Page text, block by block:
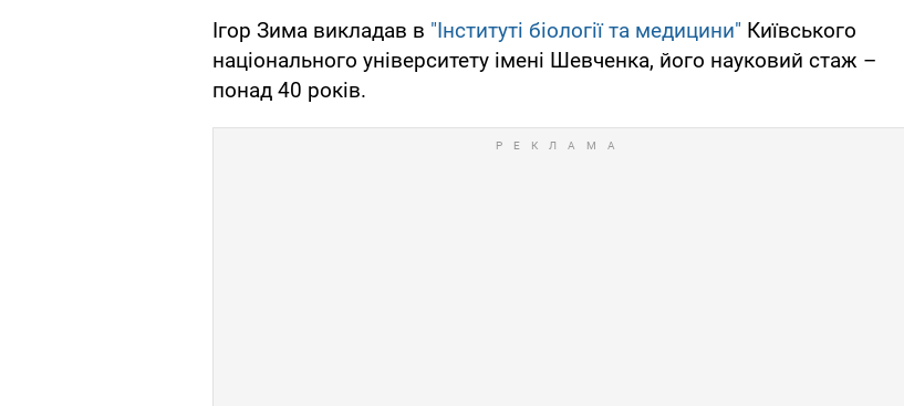
Ігор Зима викладав в "Інституті біології та медицини" Київського
національного університету імені Шевченка, його науковий стаж –
понад 40 років.